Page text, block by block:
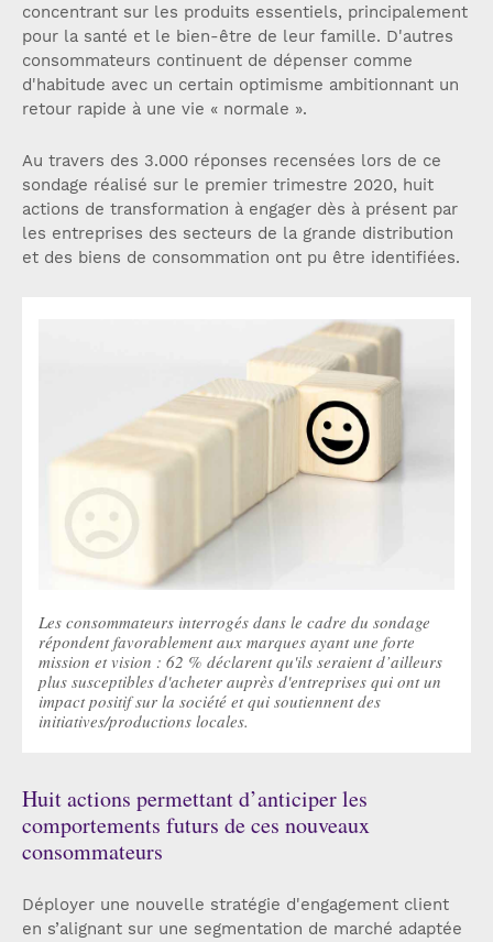
concentrant sur les produits essentiels, principalement
pour la santé et le bien-être de leur famille. D'autres
consommateurs continuent de dépenser comme
d'habitude avec un certain optimisme ambitionnant un
retour rapide à une vie « normale ».
Au travers des 3.000 réponses recensées lors de ce
sondage réalisé sur le premier trimestre 2020, huit
actions de transformation à engager dès à présent par
les entreprises des secteurs de la grande distribution
et des biens de consommation ont pu être identifiées.
Les consommateurs interrogés dans le cadre du sondage
répondent favorablement aux marques ayant une forte
mission et vision : 62 % déclarent qu'ils seraient d’ailleurs
plus susceptibles d'acheter auprès d'entreprises qui ont un
impact positif sur la société et qui soutiennent des
initiatives/productions locales.
Huit actions permettant d’anticiper les
comportements futurs de ces nouveaux
consommateurs
Déployer une nouvelle stratégie d'engagement client
en s’alignant sur une segmentation de marché adaptée